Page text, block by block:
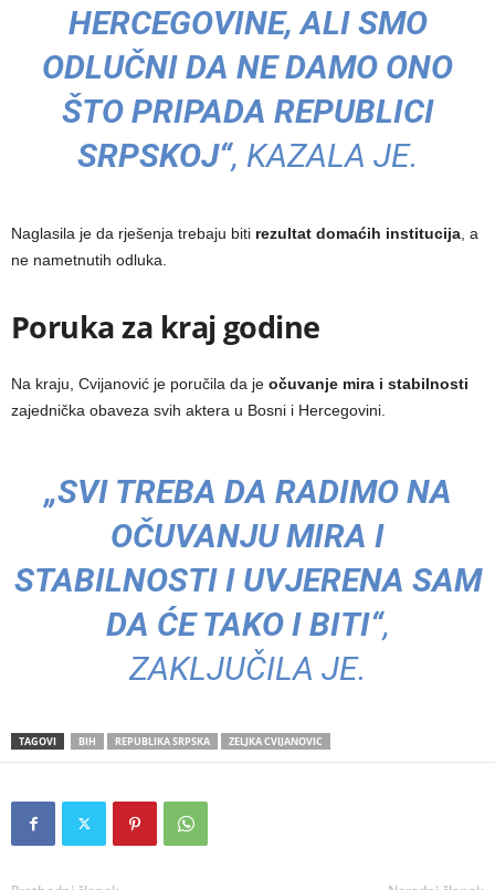
HERCEGOVINE, ALI SMO
ODLUČNI DA NE DAMO ONO
ŠTO PRIPADA REPUBLICI
SRPSKOJ“, KAZALA JE.
Naglasila je da rješenja trebaju biti rezultat domaćih institucija, a
ne nametnutih odluka.
Poruka za kraj godine
Na kraju, Cvijanović je poručila da je očuvanje mira i stabilnosti
zajednička obaveza svih aktera u Bosni i Hercegovini.
„SVI TREBA DA RADIMO NA
OČUVANJU MIRA I
STABILNOSTI I UVJERENA SAM
DA ĆE TAKO I BITI“,
ZAKLJUČILA JE.
TAGOVI BIH REPUBLIKA SRPSKA ZELJKA CVIJANOVIC